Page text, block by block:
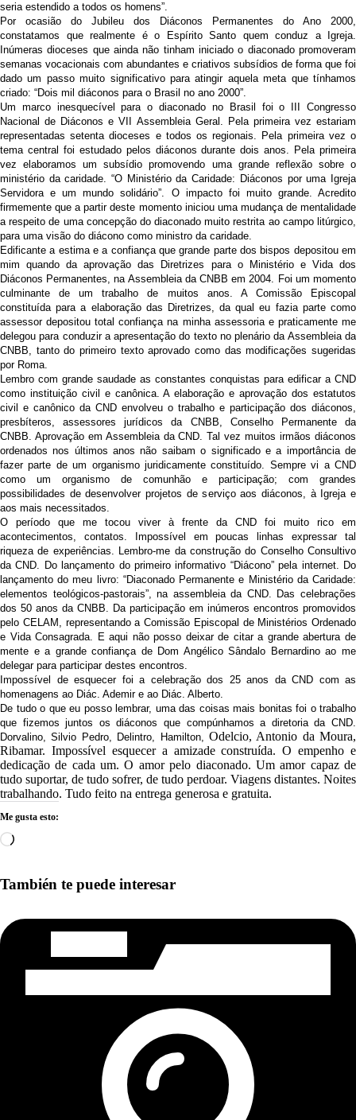
seria estendido a todos os homens”.
Por ocasião do Jubileu dos Diáconos Permanentes do Ano 2000,
constatamos que realmente é o Espírito Santo quem conduz a Igreja.
Inúmeras dioceses que ainda não tinham iniciado o diaconado promoveram
semanas vocacionais com abundantes e criativos subsídios de forma que foi
dado um passo muito significativo para atingir aquela meta que tínhamos
criado: “Dois mil diáconos para o Brasil no ano 2000”.
Um marco inesquecível para o diaconado no Brasil foi o III Congresso
Nacional de Diáconos e VII Assembleia Geral. Pela primeira vez estariam
representadas setenta dioceses e todos os regionais. Pela primeira vez o
tema central foi estudado pelos diáconos durante dois anos. Pela primeira
vez elaboramos um subsídio promovendo uma grande reflexão sobre o
ministério da caridade. “O Ministério da Caridade: Diáconos por uma Igreja
Servidora e um mundo solidário”. O impacto foi muito grande. Acredito
firmemente que a partir deste momento iniciou uma mudança de mentalidade
a respeito de uma concepção do diaconado muito restrita ao campo litúrgico,
para uma visão do diácono como ministro da caridade.
Edificante a estima e a confiança que grande parte dos bispos depositou em
mim quando da aprovação das Diretrizes para o Ministério e Vida dos
Diáconos Permanentes, na Assembleia da CNBB em 2004. Foi um momento
culminante de um trabalho de muitos anos. A Comissão Episcopal
constituída para a elaboração das Diretrizes, da qual eu fazia parte como
assessor depositou total confiança na minha assessoria e praticamente me
delegou para conduzir a apresentação do texto no plenário da Assembleia da
CNBB, tanto do primeiro texto aprovado como das modificações sugeridas
por Roma.
Lembro com grande saudade as constantes conquistas para edificar a CND
como instituição civil e canônica. A elaboração e aprovação dos estatutos
civil e canônico da CND envolveu o trabalho e participação dos diáconos,
presbíteros, assessores jurídicos da CNBB, Conselho Permanente da
CNBB. Aprovação em Assembleia da CND. Tal vez muitos irmãos diáconos
ordenados nos últimos anos não saibam o significado e a importância de
fazer parte de um organismo juridicamente constituído. Sempre vi a CND
como um organismo de comunhão e participação; com grandes
possibilidades de desenvolver projetos de serviço aos diáconos, à Igreja e
aos mais necessitados.
O período que me tocou viver à frente da CND foi muito rico em
acontecimentos, contatos. Impossível em poucas linhas expressar tal
riqueza de experiências. Lembro-me da construção do Conselho Consultivo
da CND. Do lançamento do primeiro informativo “Diácono” pela internet. Do
lançamento do meu livro: “Diaconado Permanente e Ministério da Caridade:
elementos teológicos-pastorais”, na assembleia da CND. Das celebrações
dos 50 anos da CNBB. Da participação em inúmeros encontros promovidos
pelo CELAM, representando a Comissão Episcopal de Ministérios Ordenado
e Vida Consagrada. E aqui não posso deixar de citar a grande abertura de
mente e a grande confiança de Dom Angélico Sândalo Bernardino ao me
delegar para participar destes encontros.
Impossível de esquecer foi a celebração dos 25 anos da CND com as
homenagens ao Diác. Ademir e ao Diác. Alberto.
De tudo o que eu posso lembrar, uma das coisas mais bonitas foi o trabalho
que fizemos juntos os diáconos que compúnhamos a diretoria da CND.
Dorvalino, Silvio Pedro, Delintro, Hamilton, Odelcio, Antonio da Moura,
Ribamar. Impossível esquecer a amizade construída. O empenho e
dedicação de cada um. O amor pelo diaconado. Um amor capaz de
tudo suportar, de tudo sofrer, de tudo perdoar. Viagens distantes. Noites
trabalhando. Tudo feito na entrega generosa e gratuita.
Me gusta esto:
Cargando...
También te puede interesar